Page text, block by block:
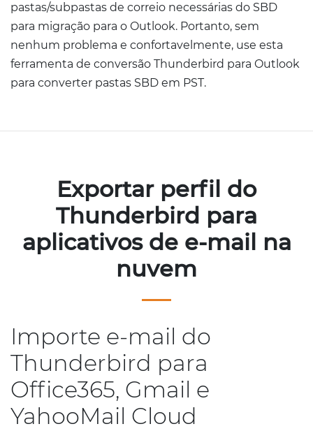
pastas/subpastas de correio necessárias do SBD
para migração para o Outlook. Portanto, sem
nenhum problema e confortavelmente, use esta
ferramenta de conversão Thunderbird para Outlook
para converter pastas SBD em PST.
Exportar perfil do
Thunderbird para
aplicativos de e-mail na
nuvem
Importe e-mail do
Thunderbird para
Office365, Gmail e
YahooMail Cloud